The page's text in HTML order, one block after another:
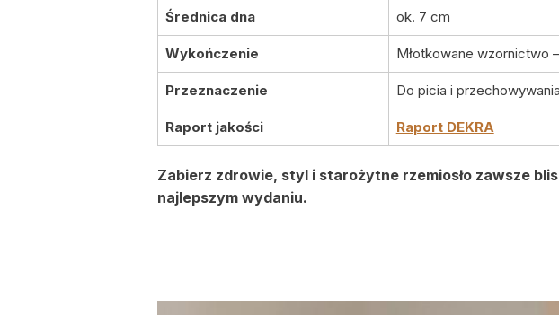
Średnica dna ok. 7 cm
Wykończenie Młotkowane wzornictwo
Przeznaczenie Do picia i
Raport jakości Raport DEKRA
Zabierz zdrowie, styl i starożytne rzemiosło zawsze
najlepszym wydaniu.